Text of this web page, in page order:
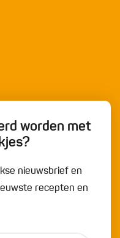
worden met
nieuwsbrief en
recepten en